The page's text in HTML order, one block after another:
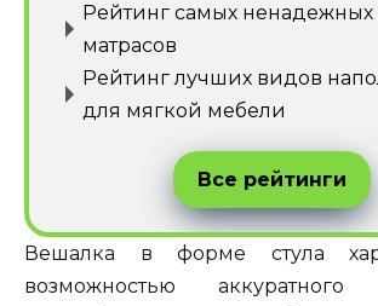
Рейтинг самых
матрасов
Рейтинг лучших видов
для мягкой мебели
Все рейтинги
Вешалка в форме стула
возможностью аккуратного